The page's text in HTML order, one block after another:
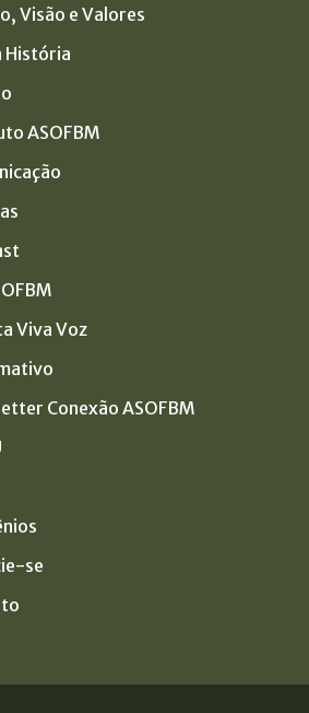
Visão e Valores
História
ASOFBM
Viva Voz
Conexão ASOFBM
se